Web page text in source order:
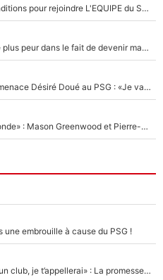
Raymond Domenech a posé ses conditions pour rejoindre L'EQUIPE du Soir : Il refuse de faire l'émission avec un autre chroniqueur !
«C’est l'une des choses qui me fait le plus peur dans le fait de devenir maman» : En couple avec Antoine Dupont, Iris Mittenaere s'inquiète déjà pour ses futurs enfants !
Le transfert de Maghnes Akliouche menace Désiré Doué au PSG : «Je valide à 200%»
«La porte est ouverte pour tout le monde» : Mason Greenwood et Pierre-Emerick Aubameyang ont quitté l'OM, Amine Gouiri balance sur la suite du mercato et sur la réaction du vestiaire !
une embrouille à cause du PSG !
Mercato - OM - «Dès que je prends un club, je t’appellerai» : La promesse de Marcelino au moment de claquer la porte